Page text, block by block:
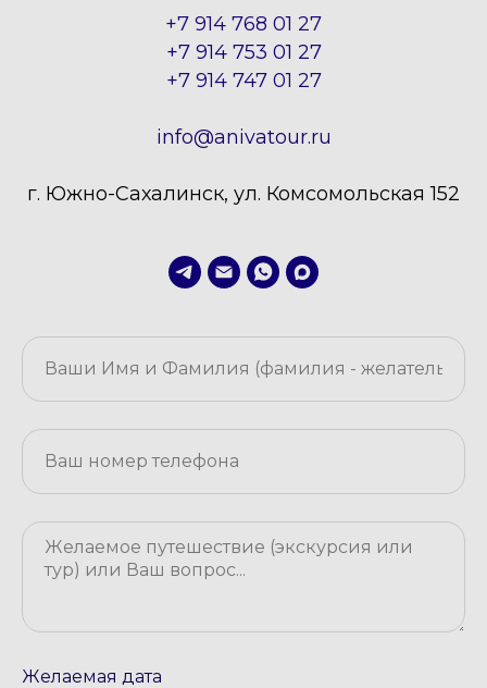
+7 914 768 01 27
+7 914 753 01 27
+7 914 747 01 27
info@anivatour.ru
г. Южно-Сахалинск, ул. Комсомольская 152
Желаемая дата